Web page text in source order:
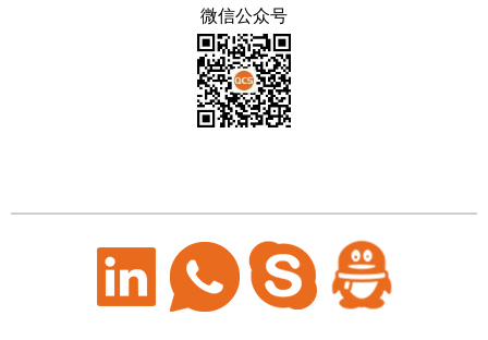
微信公众号